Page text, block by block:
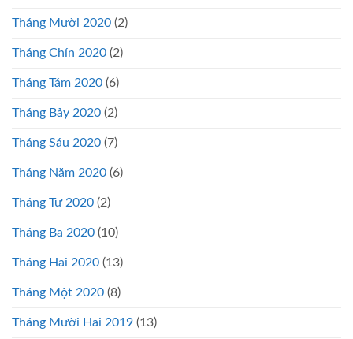
Tháng Mười 2020 (2)
Tháng Chín 2020 (2)
Tháng Tám 2020 (6)
Tháng Bảy 2020 (2)
Tháng Sáu 2020 (7)
Tháng Năm 2020 (6)
Tháng Tư 2020 (2)
Tháng Ba 2020 (10)
Tháng Hai 2020 (13)
Tháng Một 2020 (8)
Tháng Mười Hai 2019 (13)